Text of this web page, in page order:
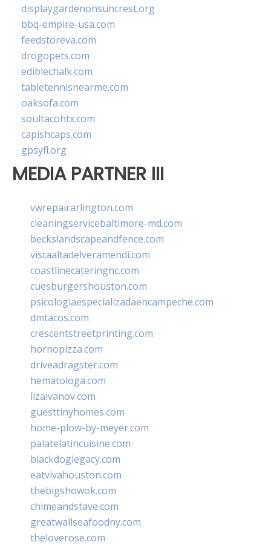
displaygardenonsuncrest.org
bbq-empire-usa.com
feedstoreva.com
drogopets.com
ediblechalk.com
tabletennisnearme.com
oaksofa.com
soultacohtx.com
capishcaps.com
gpsyfl.org
MEDIA PARTNER III
vwrepairarlington.com
cleaningservicebaltimore-md.com
beckslandscapeandfence.com
vistaaltadelveramendi.com
coastlinecateringnc.com
cuesburgershouston.com
psicologiaespecializadaencampeche.com
dmtacos.com
crescentstreetprinting.com
hornopizza.com
driveadragster.com
hematologa.com
lizaivanov.com
guesttinyhomes.com
home-plow-by-meyer.com
palatelatincuisine.com
blackdoglegacy.com
eatvivahouston.com
thebigshowok.com
chimeandstave.com
greatwallseafoodny.com
theloverose.com